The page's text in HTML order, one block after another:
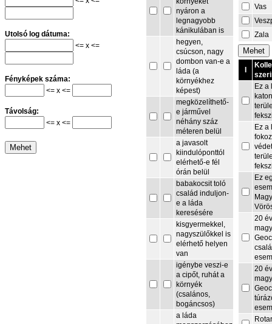
Utolsó log dátuma:
<= x <=
Fényképek száma:
<= x <=
Távolság:
<= x <=
nyáron a
legnagyobb
kánikulában is
hegyen,
csúcson, nagy
dombon van-e a
láda (a
környékhez
képest)
megközelíthető-
e járművel
néhány száz
méteren belül
a javasolt
kiindulóponttól
elérhető-e fél
órán belül
babakocsit toló
család induljon-
e a láda
keresésére
kisgyermekkel,
nagyszülőkkel is
elérhető helyen
van
igénybe veszi-e
a cipőt, ruhát a
környék
(csalános,
bogáncsos)
a láda
Vas
Zala
Ez a
Ez a
Ez
20
20